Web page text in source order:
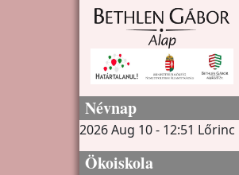
Névnap
2026 Aug 10 - 12:51 Lőrinc
Ökoiskola